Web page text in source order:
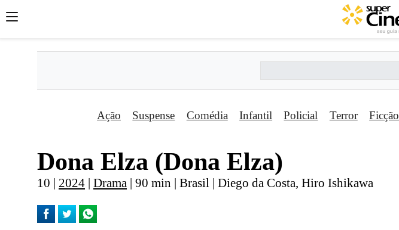
Ação Suspense Comédia Infantil Policial Terror Ficção
Dona Elza (Dona Elza)
10 | 2024 | Drama | 90 min | Brasil | Diego da Costa, Hiro Ishikawa